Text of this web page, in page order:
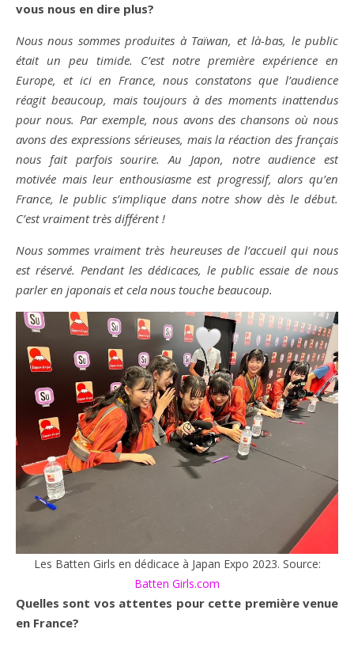
vous nous en dire plus?
Nous nous sommes produites à Taïwan, et là-bas, le public
était un peu timide. C’est notre première expérience en
Europe, et ici en France, nous constatons que l’audience
réagit beaucoup, mais toujours à des moments inattendus
pour nous. Par exemple, nous avons des chansons où nous
avons des expressions sérieuses, mais la réaction des français
nous fait parfois sourire. Au Japon, notre audience est
motivée mais leur enthousiasme est progressif, alors qu’en
France, le public s’implique dans notre show dès le début.
C’est vraiment très différent !
Nous sommes vraiment très heureuses de l’accueil qui nous
est réservé. Pendant les dédicaces, le public essaie de nous
parler en japonais et cela nous touche beaucoup.
Les Batten Girls en dédicace à Japan Expo 2023. Source:
Batten Girls.com
Quelles sont vos attentes pour cette première venue
en France?